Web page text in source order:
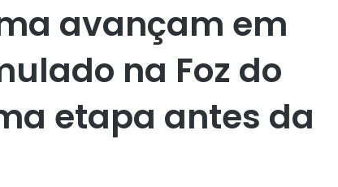
avançam em
na Foz do
etapa antes da